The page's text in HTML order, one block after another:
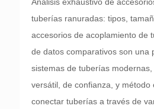
tuberías ranuradas: tipos,
accesorios de acoplamiento de
de datos comparativos son una
sistemas de tuberías
versátil, de confianza, y método
conectar tuberías a través de